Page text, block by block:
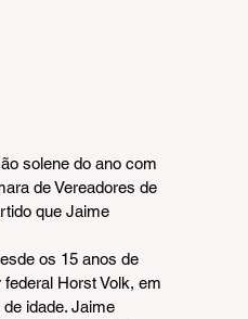
solene do ano com
de Vereadores de
que Jaime
os 15 anos de
Horst Volk, em
idade. Jaime